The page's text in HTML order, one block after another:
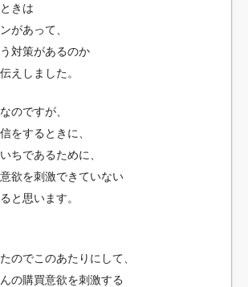
きは
があって、
対策があるのか
えしました。
のですが、
をするときに、
ちであるために、
欲を刺激できていない
と思います。
のでこのあたりにして、
の購買意欲を刺激する